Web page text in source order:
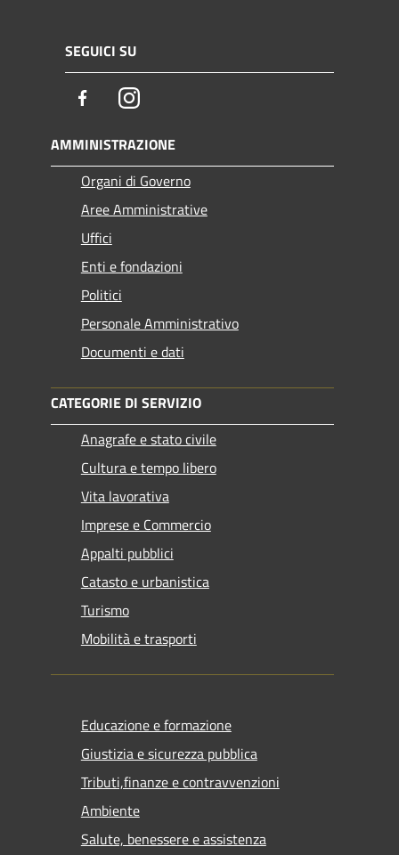
SEGUICI SU
FacebookInstagram
AMMINISTRAZIONE
Organi di Governo
Aree Amministrative
Uffici
Enti e fondazioni
Politici
Personale Amministrativo
Documenti e dati
CATEGORIE DI SERVIZIO
Anagrafe e stato civile
Cultura e tempo libero
Vita lavorativa
Imprese e Commercio
Appalti pubblici
Catasto e urbanistica
Turismo
Mobilità e trasporti
Educazione e formazione
Giustizia e sicurezza pubblica
Tributi,finanze e contravvenzioni
Ambiente
Salute, benessere e assistenza